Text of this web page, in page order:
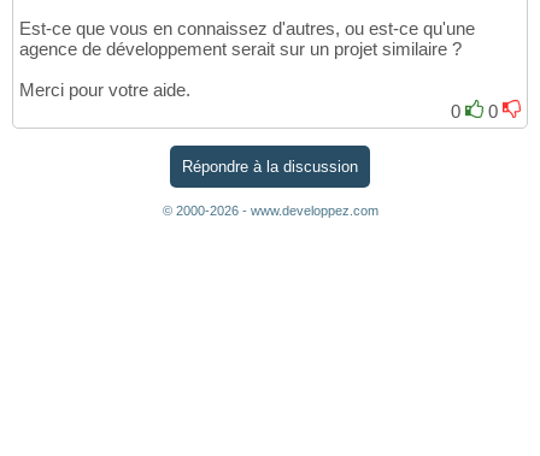
Est-ce que vous en connaissez d'autres, ou est-ce qu'une
agence de développement serait sur un projet similaire ?
Merci pour votre aide.
0
0
Répondre à la discussion
© 2000-2026 - www.developpez.com